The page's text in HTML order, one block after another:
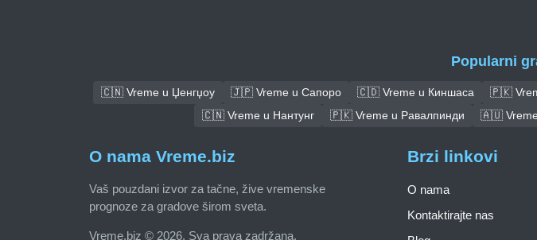
Popularni
🇨🇳 Vreme u Џенгџоу 🇯🇵 Vreme u Сапоро 🇨🇩 Vreme u Киншаса 🇵🇰
🇨🇳 Vreme u Нантунг
🇵🇰 Vreme u Равалпинди 🇦🇺
O nama Vreme.biz
Vaš pouzdani izvor za tačne, žive vremenske
prognoze za gradove širom sveta.
Vreme.biz © 2026. Sva prava zadržana.
Brzi linkovi
O nama
Kontaktirajte nas